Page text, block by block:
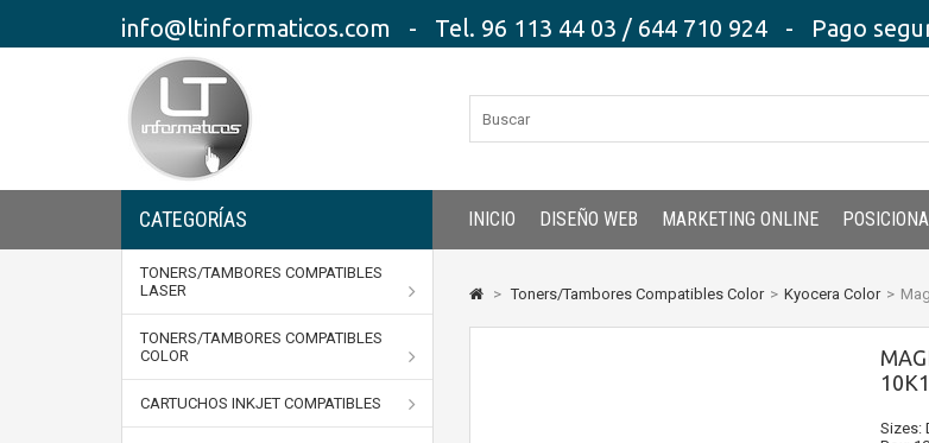
info@ltinformaticos.com - Tel. 96 113 44 03 / 644 710 924 - Pago
CATEGORÍAS INICIO DISEÑO WEB MARKETING ONLINE
TONERS/TAMBORES COMPATIBLES
LASER
TONERS/TAMBORES COMPATIBLES
COLOR
CARTUCHOS INKJET COMPATIBLES
> Toners/Tambores Compatibles Color > Kyocera Color >
Sizes: